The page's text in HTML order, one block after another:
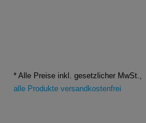
* Alle Preise inkl. gesetzlicher MwSt.,
alle Produkte versandkostenfrei